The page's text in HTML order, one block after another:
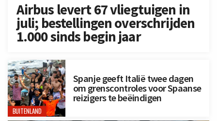
Airbus levert 67 vliegtuigen in
juli; bestellingen overschrijden
1.000 sinds begin jaar
BUITENLAND
Spanje geeft Italië twee dagen
om grenscontroles voor Spaanse
reizigers te beëindigen